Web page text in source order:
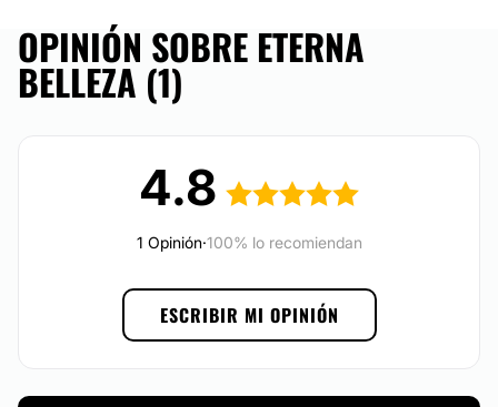
Posibilidad de videoconsulta:
No
Financiación o facilidades de pago:
OPINIÓN SOBRE ETERNA
BELLEZA (1)
4.8
1 Opinión·100% lo recomiendan
ESCRIBIR MI OPINIÓN